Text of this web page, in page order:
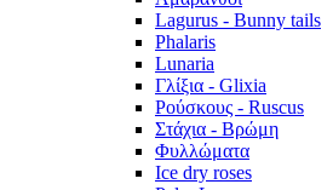
Lagurus - Bunny tails
Phalaris
Lunaria
Γλίξια - Glixia
Ρούσκους - Ruscus
Στάχια - Βρώμη
Φυλλώματα
Ice dry roses